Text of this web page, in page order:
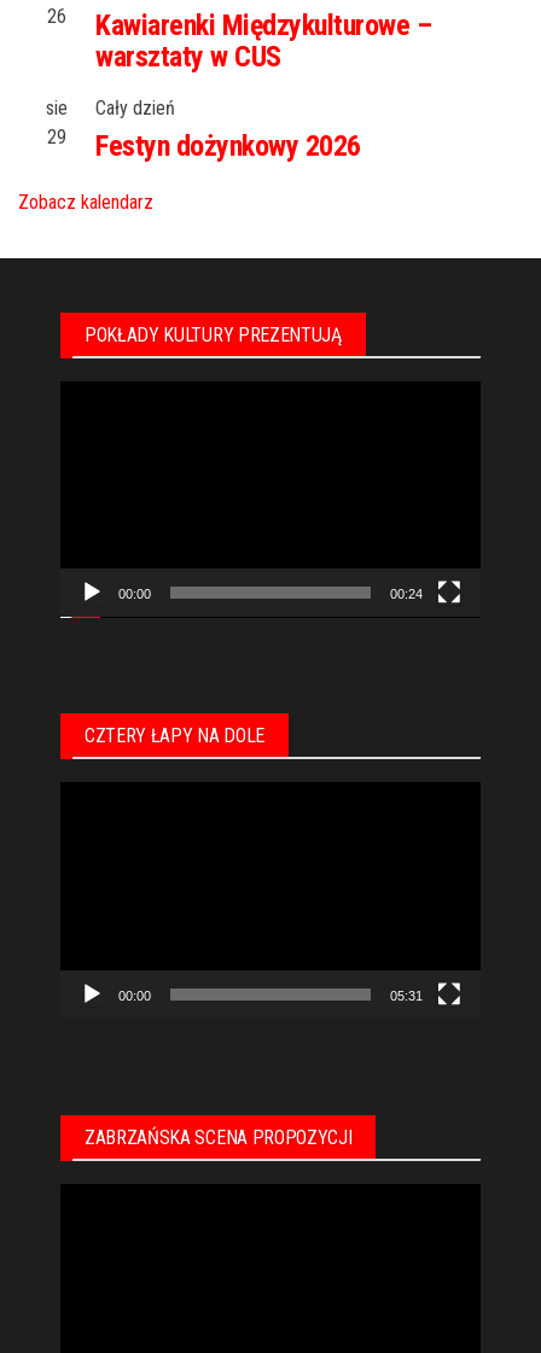
26
Kawiarenki Międzykulturowe –
warsztaty w CUS
sie
29
Cały dzień
Festyn dożynkowy 2026
Zobacz kalendarz
POKŁADY KULTURY PREZENTUJĄ
00:00 00:24
CZTERY ŁAPY NA DOLE
00:00 05:31
ZABRZAŃSKA SCENA PROPOZYCJI